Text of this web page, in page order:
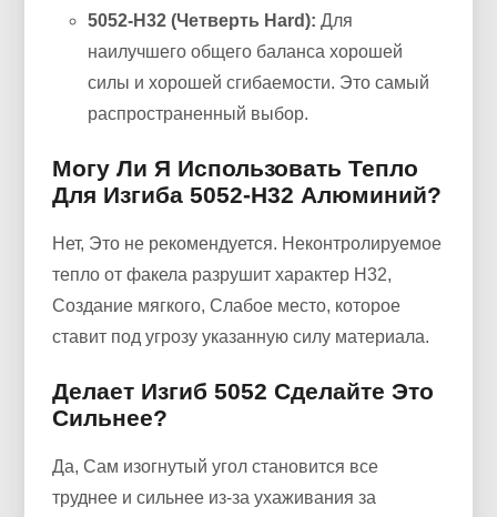
5052-H32 (Четверть Hard): Для
наилучшего общего баланса хорошей
силы и хорошей сгибаемости. Это самый
распространенный выбор.
Могу Ли Я Использовать Тепло
Для Изгиба 5052-H32 Алюминий?
Нет, Это не рекомендуется. Неконтролируемое
тепло от факела разрушит характер H32,
Создание мягкого, Слабое место, которое
ставит под угрозу указанную силу материала.
Делает Изгиб 5052 Сделайте Это
Сильнее?
Да, Сам изогнутый угол становится все
труднее и сильнее из-за ухаживания за